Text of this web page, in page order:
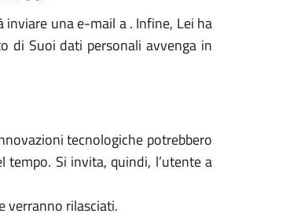
una e-mail a . Infine, Lei ha
di Suoi dati personali avvenga in
tecnologiche potrebbero
tempo. Si invita, quindi, l’utente a
verranno rilasciati.